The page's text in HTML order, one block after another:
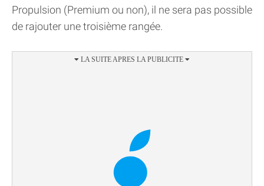
Propulsion (Premium ou non), il ne sera pas possible
de rajouter une troisième rangée.